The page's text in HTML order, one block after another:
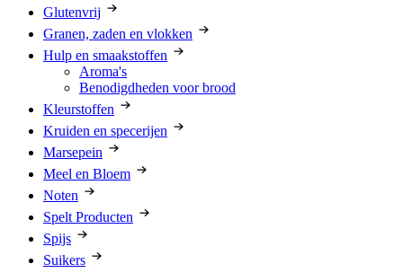
Glutenvrij
Granen, zaden en vlokken
Hulp en smaakstoffen
Aroma's
Benodigdheden voor brood
Kleurstoffen
Kruiden en specerijen
Marsepein
Meel en Bloem
Noten
Spelt Producten
Spijs
Suikers